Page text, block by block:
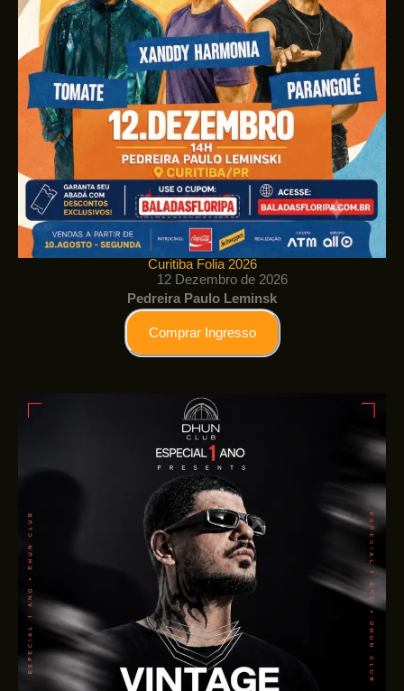
Curitiba Folia 2026
12 Dezembro de 2026
Pedreira Paulo Leminsk
Comprar Ingresso